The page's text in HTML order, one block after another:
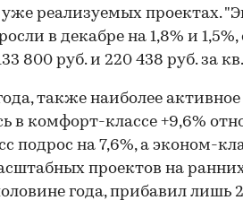
уже реализуемых проектах.
в декабре на 1,8% и 1,5%,
800 руб. и 220 438 руб. за
также наиболее
в комфорт-классе +9,6%
подрос на 7,6%, а эконом-
проектов на
года, прибавил лишь